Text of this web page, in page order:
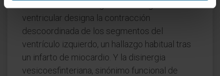
ventricular designa la contracción
descoordinada de los segmentos del
ventrículo izquierdo, un hallazgo habitual tras
un infarto de miocardio. Y la disinergia
vesicoesfinteriana, sinónimo funcional de